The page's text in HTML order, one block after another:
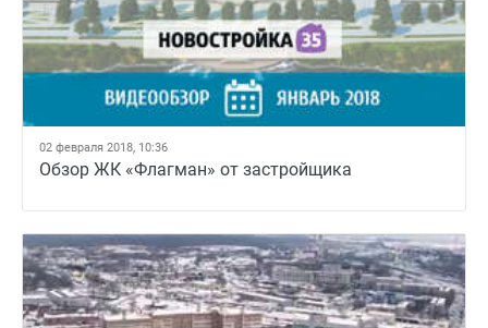
02 февраля 2018, 10:36
Обзор ЖК «Флагман» от застройщика